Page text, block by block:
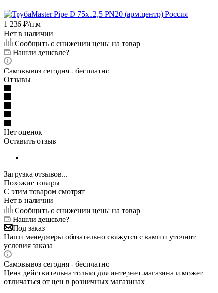
1 236 ₽/п.м
Нет в наличии
Сообщить о снижении цены на товар
Нашли дешевле?
Самовывоз сегодня - бесплатно
Отзывы
Нет оценок
Оставить отзыв
Загрузка отзывов...
Похожие товары
С этим товаром смотрят
Нет в наличии
Сообщить о снижении цены на товар
Нашли дешевле?
Под заказ
Наши менеджеры обязательно свяжутся с вами и уточнят
условия заказа
Самовывоз сегодня - бесплатно
Цена действительна только для интернет-магазина и может
отличаться от цен в розничных магазинах